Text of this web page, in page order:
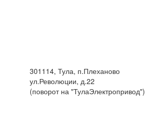
301114, Тула, п.Плеханово
ул.Революции, д.22
(поворот на "ТулаЭлектропривод")